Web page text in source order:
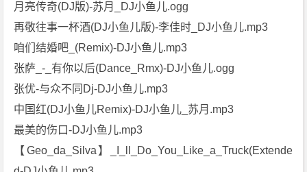
月亮传奇(DJ版)-苏月_DJ小鱼儿.ogg
再敬往事一杯酒(DJ小鱼儿版)-李佳时_DJ小鱼儿.mp3
咱们结婚吧_(Remix)-DJ小鱼儿.mp3
张萨_-_有你以后(Dance_Rmx)-DJ小鱼儿.ogg
张优-与众不同Dj-DJ小鱼儿.mp3
中国红(DJ小鱼儿Remix)-DJ小鱼儿_苏月.mp3
最美的伤口-DJ小鱼儿.mp3
【Geo_da_Silva】_I_ll_Do_You_Like_a_Truck(Extende